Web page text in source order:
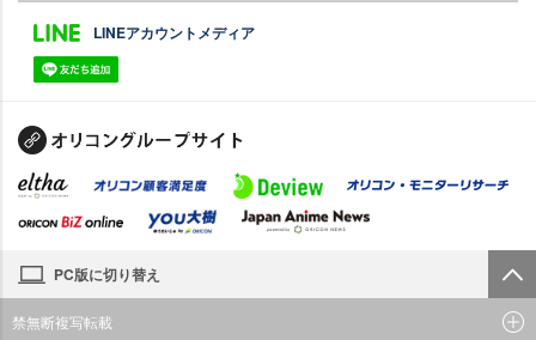
LINEアカウントメディア
PC版に切り替え
禁無断複写転載